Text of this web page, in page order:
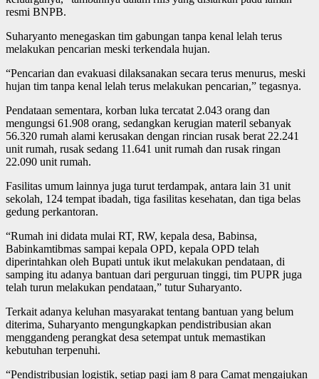
resmi BNPB.
Suharyanto menegaskan tim gabungan tanpa kenal lelah terus
melakukan pencarian meski terkendala hujan.
“Pencarian dan evakuasi dilaksanakan secara terus menurus, meski
hujan tim tanpa kenal lelah terus melakukan pencarian,” tegasnya.
Pendataan sementara, korban luka tercatat 2.043 orang dan
mengungsi 61.908 orang, sedangkan kerugian materil sebanyak
56.320 rumah alami kerusakan dengan rincian rusak berat 22.241
unit rumah, rusak sedang 11.641 unit rumah dan rusak ringan
22.090 unit rumah.
Fasilitas umum lainnya juga turut terdampak, antara lain 31 unit
sekolah, 124 tempat ibadah, tiga fasilitas kesehatan, dan tiga belas
gedung perkantoran.
“Rumah ini didata mulai RT, RW, kepala desa, Babinsa,
Babinkamtibmas sampai kepala OPD, kepala OPD telah
diperintahkan oleh Bupati untuk ikut melakukan pendataan, di
samping itu adanya bantuan dari perguruan tinggi, tim PUPR juga
telah turun melakukan pendataan,” tutur Suharyanto.
Terkait adanya keluhan masyarakat tentang bantuan yang belum
diterima, Suharyanto mengungkapkan pendistribusian akan
menggandeng perangkat desa setempat untuk memastikan
kebutuhan terpenuhi.
“Pendistribusian logistik, setiap pagi jam 8 para Camat mengajukan